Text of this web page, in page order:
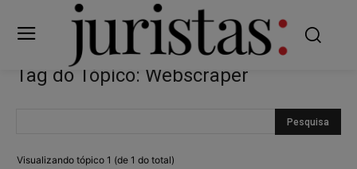
Tag do Tópico: Webscraper
Visualizando tópico 1 (de 1 do total)